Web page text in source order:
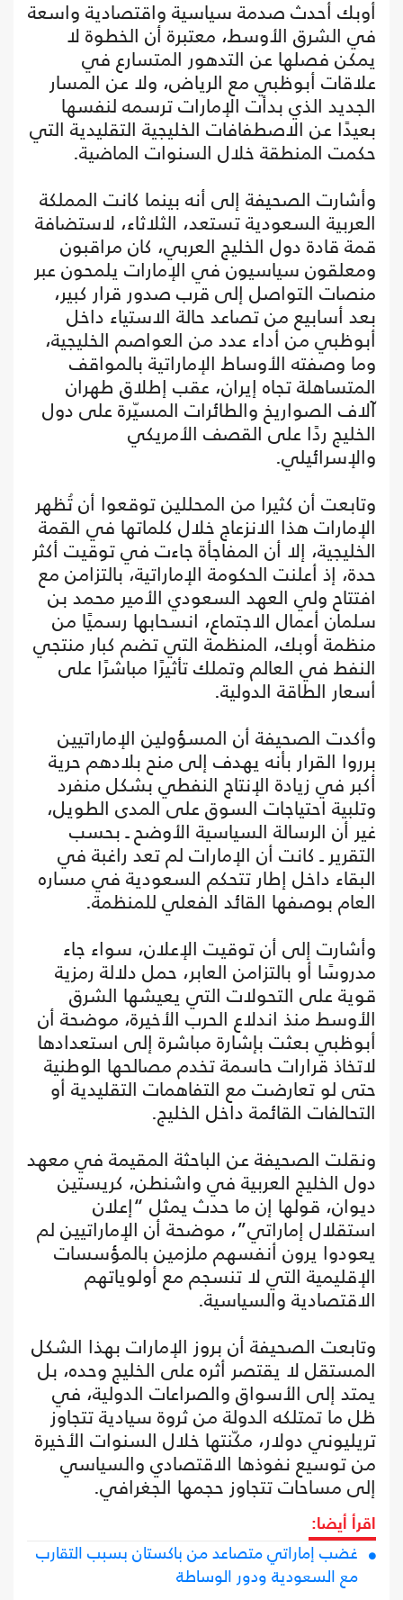
أوبك أحدث صدمة سياسية واقتصادية واسعة
في الشرق الأوسط، معتبرة أن الخطوة لا
يمكن فصلها عن التدهور المتسارع في
علاقات أبوظبي مع الرياض، ولا عن المسار
الجديد الذي بدأت الإمارات ترسمه لنفسها
بعيدًا عن الاصطفافات الخليجية التقليدية التي
حكمت المنطقة خلال السنوات الماضية.
وأشارت الصحيفة إلى أنه بينما كانت المملكة
العربية السعودية تستعد، الثلاثاء، لاستضافة
قمة قادة دول الخليج العربي، كان مراقبون
ومعلقون سياسيون في الإمارات يلمحون عبر
منصات التواصل إلى قرب صدور قرار كبير،
بعد أسابيع من تصاعد حالة الاستياء داخل
أبوظبي من أداء عدد من العواصم الخليجية،
وما وصفته الأوساط الإماراتية بالمواقف
المتساهلة تجاه إيران، عقب إطلاق طهران
آلاف الصواريخ والطائرات المسيّرة على دول
الخليج ردًا على القصف الأمريكي
والإسرائيلي.
وتابعت أن كثيرا من المحللين توقعوا أن تُظهر
الإمارات هذا الانزعاج خلال كلماتها في القمة
الخليجية، إلا أن المفاجأة جاءت في توقيت أكثر
حدة، إذ أعلنت الحكومة الإماراتية، بالتزامن مع
افتتاح ولي العهد السعودي الأمير محمد بن
سلمان أعمال الاجتماع، انسحابها رسميًا من
منظمة أوبك، المنظمة التي تضم كبار منتجي
النفط في العالم وتملك تأثيرًا مباشرًا على
أسعار الطاقة الدولية.
وأكدت الصحيفة أن المسؤولين الإماراتيين
برروا القرار بأنه يهدف إلى منح بلادهم حرية
أكبر في زيادة الإنتاج النفطي بشكل منفرد
وتلبية احتياجات السوق على المدى الطويل،
غير أن الرسالة السياسية الأوضح ـ بحسب
التقرير ـ كانت أن الإمارات لم تعد راغبة في
البقاء داخل إطار تتحكم السعودية في مساره
العام بوصفها القائد الفعلي للمنظمة.
وأشارت إلى أن توقيت الإعلان، سواء جاء
مدروسًا أو بالتزامن العابر، حمل دلالة رمزية
قوية على التحولات التي يعيشها الشرق
الأوسط منذ اندلاع الحرب الأخيرة، موضحة أن
أبوظبي بعثت بإشارة مباشرة إلى استعدادها
لاتخاذ قرارات حاسمة تخدم مصالحها الوطنية
حتى لو تعارضت مع التفاهمات التقليدية أو
التحالفات القائمة داخل الخليج.
ونقلت الصحيفة عن الباحثة المقيمة في معهد
دول الخليج العربية في واشنطن، كريستين
ديوان، قولها إن ما حدث يمثل “إعلان
استقلال إماراتي”، موضحة أن الإماراتيين لم
يعودوا يرون أنفسهم ملزمين بالمؤسسات
الإقليمية التي لا تنسجم مع أولوياتهم
الاقتصادية والسياسية.
وتابعت الصحيفة أن بروز الإمارات بهذا الشكل
المستقل لا يقتصر أثره على الخليج وحده، بل
يمتد إلى الأسواق والصراعات الدولية، في
ظل ما تمتلكه الدولة من ثروة سيادية تتجاوز
تريليوني دولار، مكّنتها خلال السنوات الأخيرة
من توسيع نفوذها الاقتصادي والسياسي
إلى مساحات تتجاوز حجمها الجغرافي.
اقرأ أيضا:
غضب إماراتي متصاعد من باكستان بسبب التقارب
مع السعودية ودور الوساطة